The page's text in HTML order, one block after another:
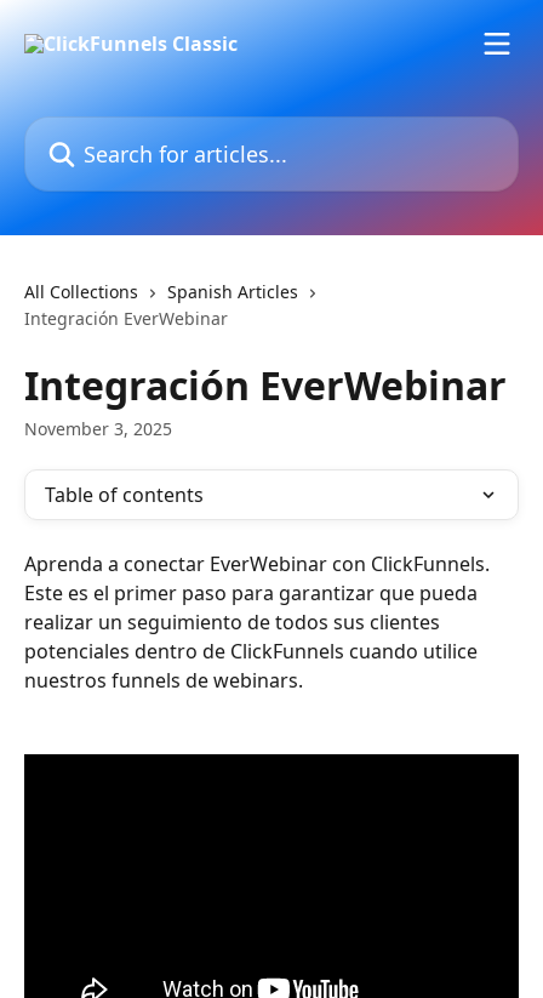
Search for articles...
All Collections
Spanish Articles
Integración EverWebinar
Integración EverWebinar
November 3, 2025
Table of contents
Aprenda a conectar EverWebinar con ClickFunnels.
Este es el primer paso para garantizar que pueda
realizar un seguimiento de todos sus clientes
potenciales dentro de ClickFunnels cuando utilice
nuestros funnels de webinars.